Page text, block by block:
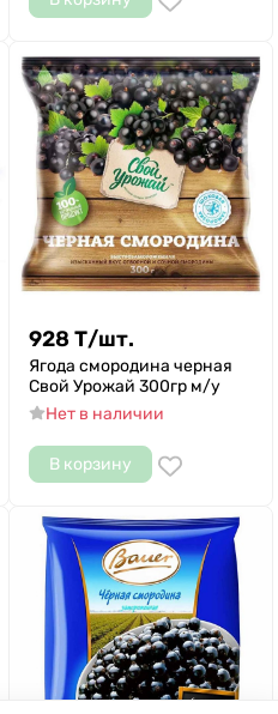
928 Т/шт.
Ягода смородина черная
Свой Урожай 300гр м/у
Нет в наличии
В корзину